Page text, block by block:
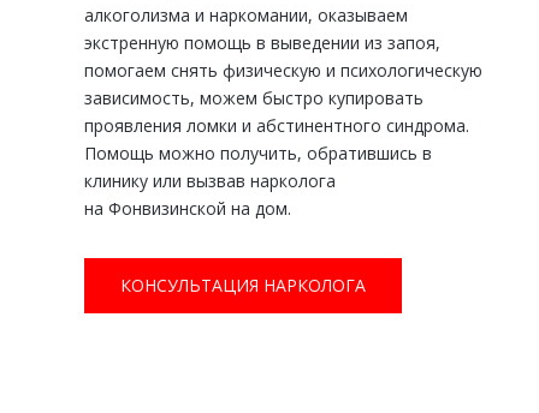
алкоголизма и наркомании, оказываем
экстренную помощь в выведении из запоя,
помогаем снять физическую и психологическую
зависимость, можем быстро купировать
проявления ломки и абстинентного синдрома.
Помощь можно получить, обратившись в
клинику или вызвав нарколога
на Фонвизинской на дом.
КОНСУЛЬТАЦИЯ НАРКОЛОГА